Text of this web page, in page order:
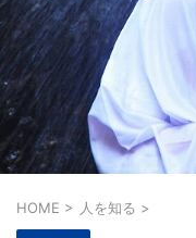
HOME > 人を知る >